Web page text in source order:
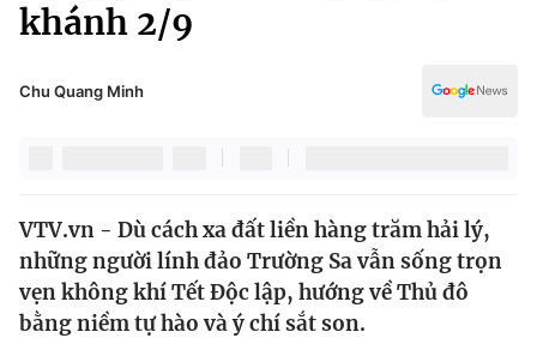
Xã hội
Pháp luật
Thế giới
Tin tức
Thế giới đó đây
Kinh tế
Văn hóa - Giải trí
Công nghệ
khánh 2/9
Chu Quang Minh
VTV.vn - Dù cách xa đất liền hàng trăm hải lý,
những người lính đảo Trường Sa vẫn sống trọn
vẹn không khí Tết Độc lập, hướng về Thủ đô
bằng niềm tự hào và ý chí sắt son.